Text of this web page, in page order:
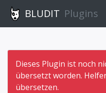
BLUDIT Plugins
Dieses Plugin ist noch
übersetzt worden.
übersetzen.